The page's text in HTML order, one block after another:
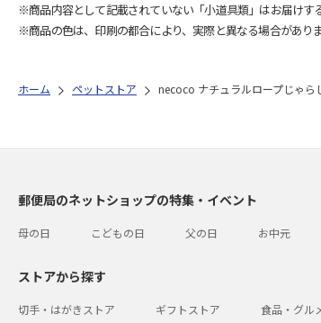
※商品内容として記載されていない「小道具類」はお届けす
※商品の色は、印刷の都合により、実際と異なる場合がありま
ホーム ペットストア necoco ナチュラルロープじゃら
郵便局のネットショップの特集・イベント
母の日 こどもの日 父の日 お中元
ストアから探す
切手・はがきストア ギフトストア 食品・グル